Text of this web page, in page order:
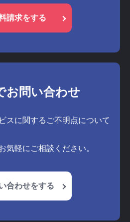
請求をする
お問い合わせ
スに関するご不明点について
気軽にご相談ください。
合わせをする